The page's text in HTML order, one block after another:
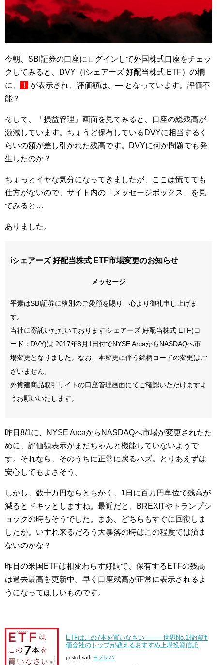
今朝、SBI証券の口座にログインして外国株式口座をチェッ
クしてみると、DVY（iシェアーズ 好配当株式 ETF）の欄
に、
！
が表示され、評価額は、― となっています。評価不
能？
そして、「損益管理」画面を見てみると、口座の総残高が
激減しています。ちょうど保有しているDVYに相当するく
らいの額が差し引かれた残高です。DVYに何か問題でも発
生したのか？
ちょっとイヤな気分になってきましたが、ここは慌てても
仕方がないので、サイト内の「メッセージボックス」を見
てみると…
ありました。
iシェアーズ 好配当株式 ETF市場変更のお知らせ
メッセージ
平素はSBI証券に格別のご愛顧を賜り、心より御礼申し上げま
す。
当社に寄託いただいておりますiシェアーズ 好配当株式 ETF(コ
ード：DVY)は 2017年8月1日付でNYSE ArcaからNASDAQへ市
場変更となりました。なお、本変更に伴う銘柄コードの変更はご
ざいません。
外貨建商品取引サイトの口座管理画面にてご確認いただけますよ
うお願いいたします。
昨日8/1に、NYSE ArcaからNASDAQへ市場が変更されたた
めに、評価額表示がまだちゃんと機能していないようで
す。それなら、そのうちに正常に戻るハズ。とりあえずは
安心してもよさそう。
しかし、数十万円ならともかく、1日に百万円単位で残高が
減るとドキッとしますね。最近だと、BREXITやトランプシ
ョックの時もそうでした。まあ、どちらもすぐに回復しま
したが。いずれ来るだろう大暴落の時はこの程度では済ま
ないのかな？
昨日の米国ETFは相変わらず好調で、保有するETFの残高
は過去最高を更新中。早く口座残高が正常に表示されるよ
うになってほしいものです。
ETFはこの7本を買いなさい―――世界No.1投信評
価会社のトップが教えるおすすめ上場投資信託
posted with ヨメレバ